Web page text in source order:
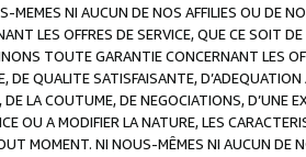
MEMES NI AUCUN DE NOS AFFILIES OU DE
LES OFFRES DE SERVICE, QUE CE SOIT
TOUTE GARANTIE CONCERNANT LES
DE QUALITE SATISFAISANTE,
DE LA COUTUME, DE NEGOCIATIONS, D’UNE
OU A MODIFIER LA NATURE, LES
MOMENT. NI NOUS-MÊMES NI AUCUN DE